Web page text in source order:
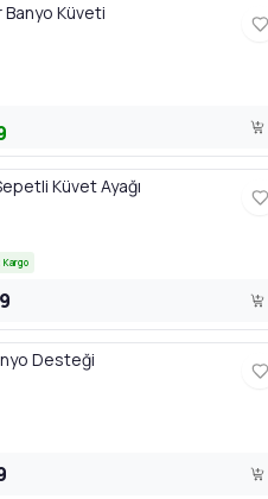
Banyo Küveti
Küvet Ayağı
Desteği